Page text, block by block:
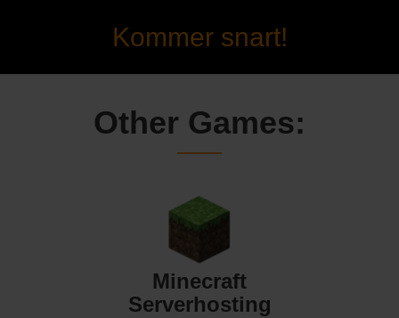
Kommer snart!
Other Games:
Minecraft
Serverhosting